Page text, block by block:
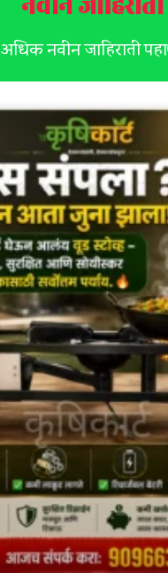
अधिक नवीन जाहिराती पहा